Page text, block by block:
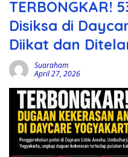
TERBONGKAR!
Disiksa di
Diikat dan
Suaraham
April 27, 2026